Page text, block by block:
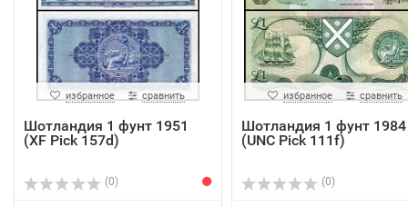
избранное сравнить
Шотландия 1 фунт 1951
(XF Pick 157d)
(0)
избранное сравнить
Шотландия 1 фунт 1984
(UNC Pick 111f)
(0)